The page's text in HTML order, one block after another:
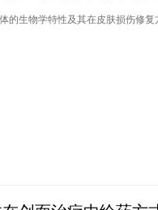
的生物学特性及其在皮肤损伤修